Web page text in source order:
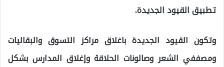
تطبيق القيود الجديدة.
وتكون القيود الجديدة باغلاق مراكز التسوق والبقاليات
ومصففي الشعر وصالونات الحلاقة وإغلاق المدارس بشكل